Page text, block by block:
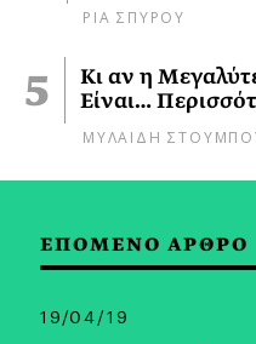
ΡΙΑ ΣΠΥΡΟΥ
Κι αν η
Είναι…
ΜΥΛΑΙΔΗ
ΕΠΟΜΕΝΟ ΑΡΘΡΟ
19/04/19